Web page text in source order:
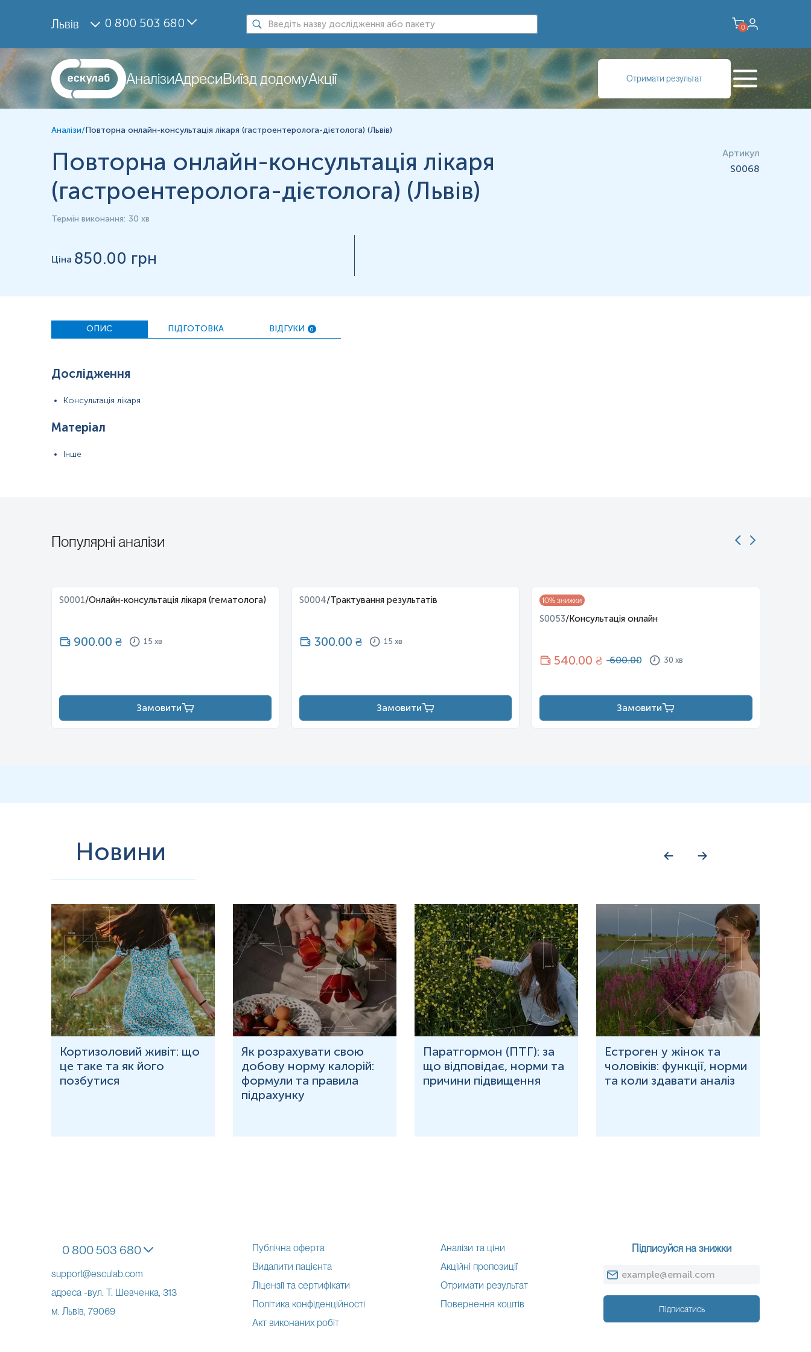
Львів 0 800 503 680 0
АналізиАдресиВиїзд додомуАкції Отримати результат
Консультація лікаря
Матеріал
Інше
*Одиниці вимірювання, референтні значення та діапазон вимірювань можуть змінюватися у відповідності до зміни тест-систем.
Аналізи/Повторна онлайн-консультація лікаря (гастроентеролога-дієтолога) (Львів)
Повторна онлайн-консультація лікаря
(гастроентеролога-дієтолога) (Львів)
Артикул
S0068
Термін виконання: 30 хв
Ціна 850.00 грн
ОПИС ПІДГОТОВКА ВІДГУКИ 0
Дослідження
Консультація лікаря
Матеріал
Інше
Популярні аналізи
S0001/Онлайн-консультація лікаря (гематолога)
900.00 ₴ 15 хв
Замовити
S0004/Трактування результатів
300.00 ₴ 15 хв
Замовити
10% знижки
S0053/Консультація онлайн
540.00 ₴ 600.00 30 хв
Замовити
Новини
Кортизоловий живіт: що
це таке та як його
позбутися
Як розрахувати свою
добову норму калорій:
формули та правила
підрахунку
Паратгормон (ПТГ): за
що відповідає, норми та
причини підвищення
Естроген у жінок та
чоловіків: функції, норми
та коли здавати аналіз
0 800 503 680
support@esculab.com
адреса -вул. Т. Шевченка, 313
м. Львів, 79069
Публічна оферта
Видалити пацієнта
Ліцензії та сертифікати
Політика конфіденційності
Акт виконаних робіт
Аналізи та ціни
Акційні пропозиції
Отримати результат
Повернення коштів
Підписуйся на знижки
Підписатись